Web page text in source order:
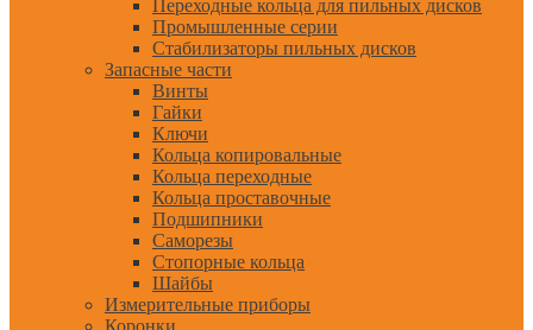
Переходные кольца для пильных дисков
Промышленные серии
Стабилизаторы пильных дисков
Запасные части
Винты
Гайки
Ключи
Кольца копировальные
Кольца переходные
Кольца проставочные
Подшипники
Саморезы
Стопорные кольца
Шайбы
Измерительные приборы
Коронки